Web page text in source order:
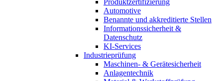
Automotive
Benannte und akkreditierte Stellen
Informationssicherheit &
Datenschutz
KI-Services
Industrieprüfung
Maschinen- & Gerätesicherheit
Anlagentechnik